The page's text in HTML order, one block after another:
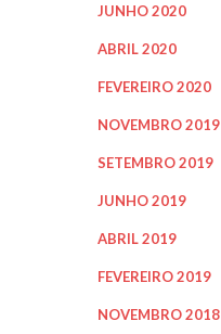
JUNHO 2020
ABRIL 2020
FEVEREIRO 2020
NOVEMBRO 2019
SETEMBRO 2019
JUNHO 2019
ABRIL 2019
FEVEREIRO 2019
NOVEMBRO 2018